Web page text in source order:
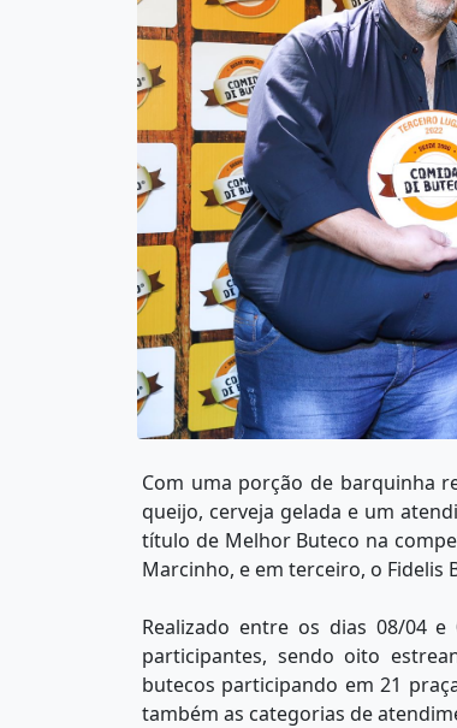
Com uma porção de barquinha
queijo, cerveja gelada e um
título de Melhor Buteco na
Marcinho, e em terceiro, o Fidelis
Realizado entre os dias 08/04
participantes, sendo oito
butecos participando em 21
também as categorias de